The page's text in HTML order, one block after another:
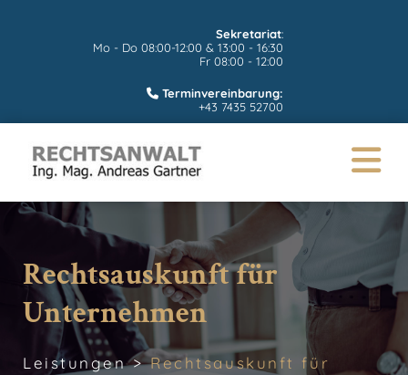
Sekretariat:
Mo - Do 08:00-12:00 & 13:00 - 16:30
Fr 08:00 - 12:00
 Terminvereinbarung:
+43 7435 52700
Rechtsauskunft für
Unternehmen
Leistungen >Rechtsauskunft für